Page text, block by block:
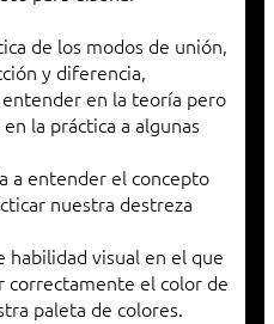
de los modos de unión,
y diferencia,
en la teoría pero
la práctica a algunas
a entender el concepto
nuestra destreza
habilidad visual en el que
correctamente el color de
paleta de colores.